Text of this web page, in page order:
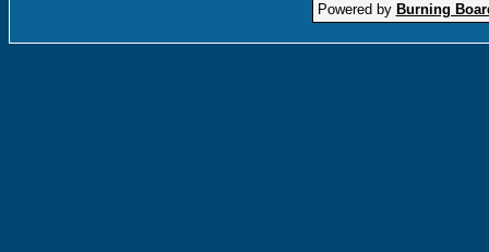
Powered by Burning